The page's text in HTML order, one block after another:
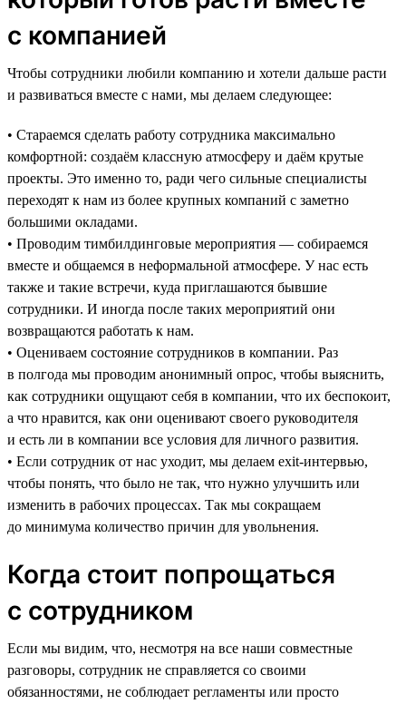
с компанией
Чтобы сотрудники любили компанию и хотели дальше расти
и развиваться вместе с нами, мы делаем следующее:
• Стараемся сделать работу сотрудника максимально
комфортной: создаём классную атмосферу и даём крутые
проекты. Это именно то, ради чего сильные специалисты
переходят к нам из более крупных компаний с заметно
большими окладами.
• Проводим тимбилдинговые мероприятия — собираемся
вместе и общаемся в неформальной атмосфере. У нас есть
также и такие встречи, куда приглашаются бывшие
сотрудники. И иногда после таких мероприятий они
возвращаются работать к нам.
• Оцениваем состояние сотрудников в компании. Раз
в полгода мы проводим анонимный опрос, чтобы выяснить,
как сотрудники ощущают себя в компании, что их беспокоит,
а что нравится, как они оценивают своего руководителя
и есть ли в компании все условия для личного развития.
• Если сотрудник от нас уходит, мы делаем exit-интервью,
чтобы понять, что было не так, что нужно улучшить или
изменить в рабочих процессах. Так мы сокращаем
до минимума количество причин для увольнения.
Когда стоит попрощаться
с сотрудником
Если мы видим, что, несмотря на все наши совместные
разговоры, сотрудник не справляется со своими
обязанностями, не соблюдает регламенты или просто